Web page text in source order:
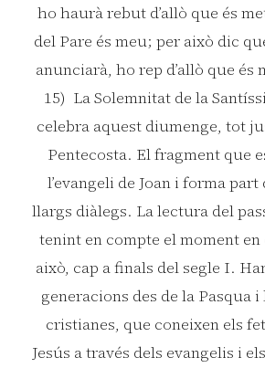
ho haurà rebut d’allò que és
del Pare és meu; per això dic
anunciarà, ho rep d’allò que és
15) La Solemnitat de la
celebra aquest diumenge, tot
Pentecosta. El fragment que
l’evangeli de Joan i forma part
llargs diàlegs. La lectura del
tenint en compte el moment en
això, cap a finals del segle I.
generacions des de la Pasqua
cristianes, que coneixen els
Jesús a través dels evangelis i